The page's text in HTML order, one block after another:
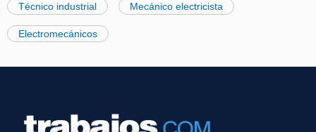
Técnico industrial Mecánico electricista
Electromecánicos